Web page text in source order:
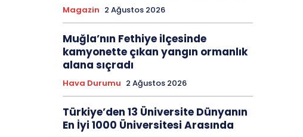
Magazin 2 Ağustos 2026
Muğla’nın Fethiye ilçesinde
kamyonette çıkan yangın ormanlık
alana sıçradı
Hava Durumu 2 Ağustos 2026
Türkiye’den 13 Üniversite Dünyanın
En İyi 1000 Üniversitesi Arasında